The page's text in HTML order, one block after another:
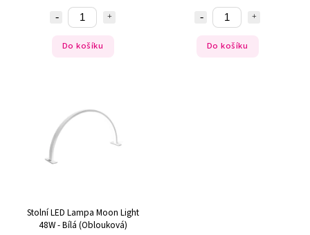
Do košíku Do košíku
Stolní LED Lampa Moon Light
48W - Bílá (Oblouková)